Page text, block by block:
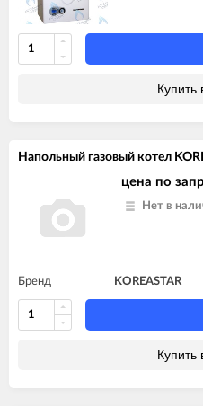
Купить
Напольный газовый котел
цена по
Нет в
Бренд KOREASTAR
Купить